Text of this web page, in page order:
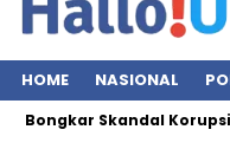
HOME NASIONAL
Skandal Korupsi BRI,